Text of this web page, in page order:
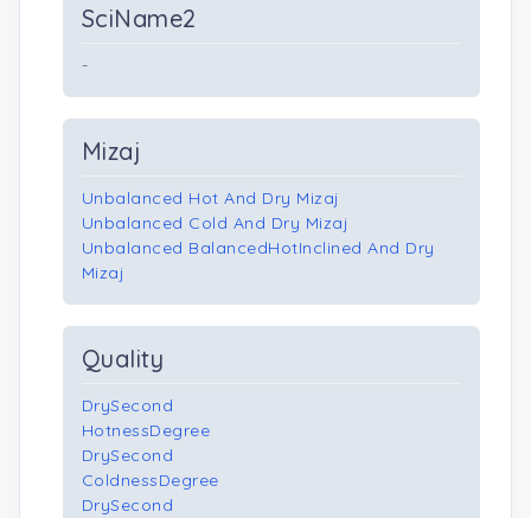
SciName2
-
Mizaj
Unbalanced Hot And Dry Mizaj
Unbalanced Cold And Dry Mizaj
Unbalanced BalancedHotInclined And Dry
Mizaj
Quality
DrySecond
HotnessDegree
DrySecond
ColdnessDegree
DrySecond